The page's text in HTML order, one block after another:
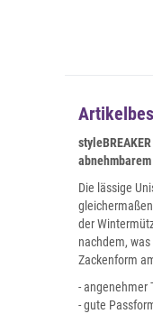
Die lässige
der
nachdem,
Zackenform
- angenehmer
- gute